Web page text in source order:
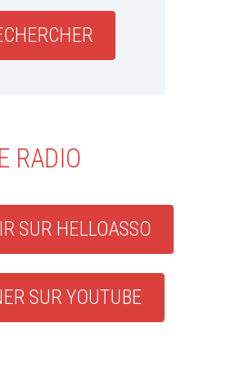
RADIO
SUR HELLOASSO
SUR YOUTUBE